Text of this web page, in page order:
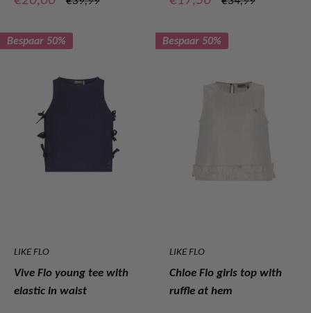
Bespaar 50%
LIKE FLO
Vive Flo young tee with
elastic in waist
Bespaar 50%
LIKE FLO
Chloe Flo girls top with
ruffle at hem